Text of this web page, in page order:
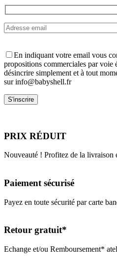
En indiquant votre email vous
propositions commerciales par voie
désincrire simplement et à tout
sur info@babyshell.fr
PRIX RÉDUIT
Nouveauté ! Profitez de la livraison
Paiement sécurisé
Payez en toute sécurité par carte
Retour gratuit*
Echange et/ou Remboursement*